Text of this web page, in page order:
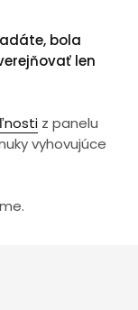
bola
len
z panelu
vyhovujúce